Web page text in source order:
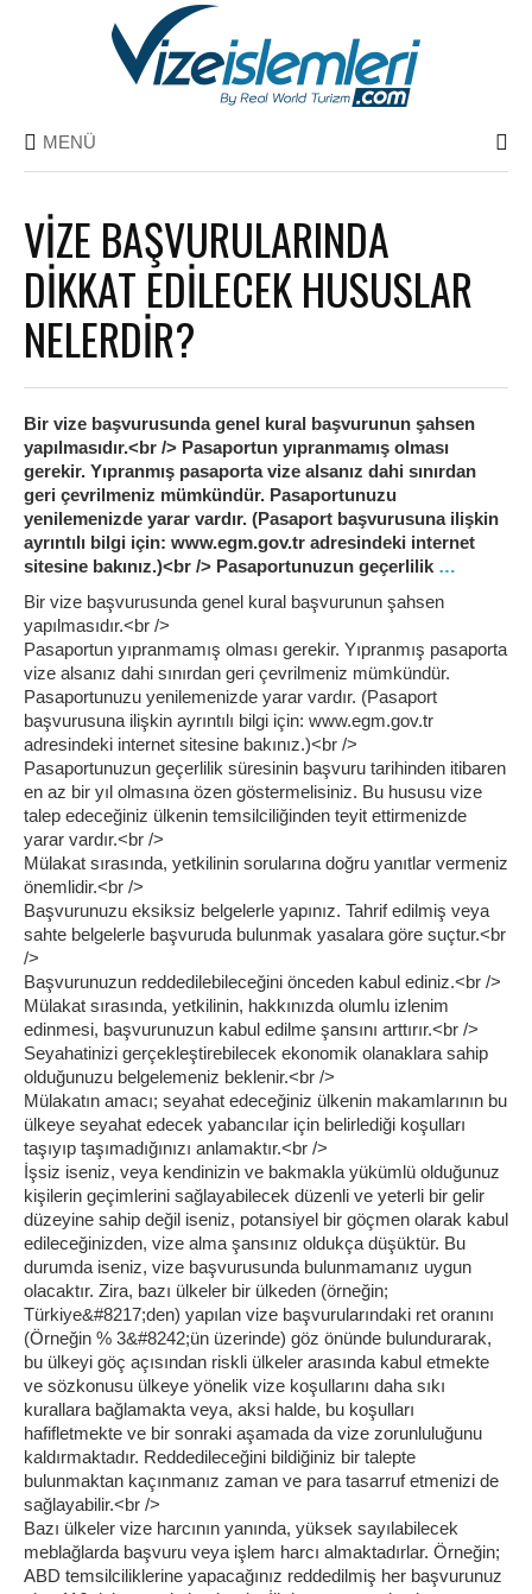
MENÜ
VİZE BAŞVURULARINDA
DİKKAT EDİLECEK HUSUSLAR
NELERDİR?
Bir vize başvurusunda genel kural başvurunun şahsen
yapılmasıdır.<br /> Pasaportun yıpranmamış olması
gerekir. Yıpranmış pasaporta vize alsanız dahi sınırdan
geri çevrilmeniz mümkündür. Pasaportunuzu
yenilemenizde yarar vardır. (Pasaport başvurusuna ilişkin
ayrıntılı bilgi için: www.egm.gov.tr adresindeki internet
sitesine bakınız.)<br /> Pasaportunuzun geçerlilik …
Bir vize başvurusunda genel kural başvurunun şahsen
yapılmasıdır.<br />
Pasaportun yıpranmamış olması gerekir. Yıpranmış pasaporta
vize alsanız dahi sınırdan geri çevrilmeniz mümkündür.
Pasaportunuzu yenilemenizde yarar vardır. (Pasaport
başvurusuna ilişkin ayrıntılı bilgi için: www.egm.gov.tr
adresindeki internet sitesine bakınız.)<br />
Pasaportunuzun geçerlilik süresinin başvuru tarihinden itibaren
en az bir yıl olmasına özen göstermelisiniz. Bu hususu vize
talep edeceğiniz ülkenin temsilciliğinden teyit ettirmenizde
yarar vardır.<br />
Mülakat sırasında, yetkilinin sorularına doğru yanıtlar vermeniz
önemlidir.<br />
Başvurunuzu eksiksiz belgelerle yapınız. Tahrif edilmiş veya
sahte belgelerle başvuruda bulunmak yasalara göre suçtur.<br
/>
Başvurunuzun reddedilebileceğini önceden kabul ediniz.<br />
Mülakat sırasında, yetkilinin, hakkınızda olumlu izlenim
edinmesi, başvurunuzun kabul edilme şansını arttırır.<br />
Seyahatinizi gerçekleştirebilecek ekonomik olanaklara sahip
olduğunuzu belgelemeniz beklenir.<br />
Mülakatın amacı; seyahat edeceğiniz ülkenin makamlarının bu
ülkeye seyahat edecek yabancılar için belirlediği koşulları
taşıyıp taşımadığınızı anlamaktır.<br />
İşsiz iseniz, veya kendinizin ve bakmakla yükümlü olduğunuz
kişilerin geçimlerini sağlayabilecek düzenli ve yeterli bir gelir
düzeyine sahip değil iseniz, potansiyel bir göçmen olarak kabul
edileceğinizden, vize alma şansınız oldukça düşüktür. Bu
durumda iseniz, vize başvurusunda bulunmamanız uygun
olacaktır. Zira, bazı ülkeler bir ülkeden (örneğin;
Türkiye&#8217;den) yapılan vize başvurularındaki ret oranını
(Örneğin % 3&#8242;ün üzerinde) göz önünde bulundurarak,
bu ülkeyi göç açısından riskli ülkeler arasında kabul etmekte
ve sözkonusu ülkeye yönelik vize koşullarını daha sıkı
kurallara bağlamakta veya, aksi halde, bu koşulları
hafifletmekte ve bir sonraki aşamada da vize zorunluluğunu
kaldırmaktadır. Reddedileceğini bildiğiniz bir talepte
bulunmaktan kaçınmanız zaman ve para tasarruf etmenizi de
sağlayabilir.<br />
Bazı ülkeler vize harcının yanında, yüksek sayılabilecek
meblağlarda başvuru veya işlem harcı almaktadırlar. Örneğin;
ABD temsilciliklerine yapacağınız reddedilmiş her başvurunuz